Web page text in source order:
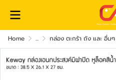
Home ... กล่อง ตะกร้า ถัง และ อื่นๆ